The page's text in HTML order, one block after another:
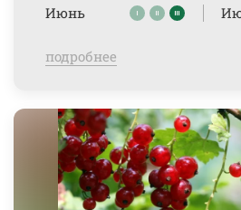
Июнь
подробнее